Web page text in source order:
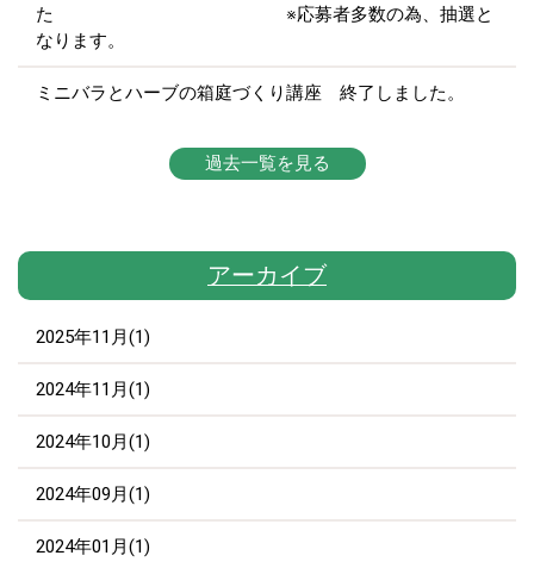
た ※応募者多数の為、抽選と
なります。
ミニバラとハーブの箱庭づくり講座 終了しました。
過去一覧を見る
アーカイブ
2025年11月(1)
2024年11月(1)
2024年10月(1)
2024年09月(1)
2024年01月(1)